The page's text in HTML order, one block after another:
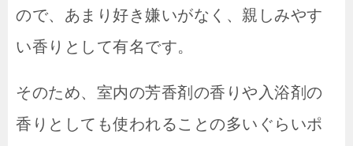
ので、あまり好き嫌いがなく、親しみやす
い香りとして有名です。
そのため、室内の芳香剤の香りや入浴剤の
香りとしても使われることの多いぐらいポ